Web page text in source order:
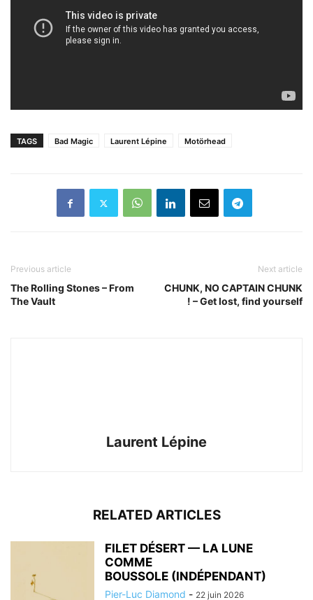
TAGS Bad Magic Laurent Lépine Motörhead
Previous article
The Rolling Stones – From
The Vault
Next article
CHUNK, NO CAPTAIN CHUNK
! – Get lost, find yourself
Laurent Lépine
RELATED ARTICLES
FILET DÉSERT — LA LUNE
COMME
BOUSSOLE (INDÉPENDANT)
Pier-Luc Diamond - 22 juin 2026